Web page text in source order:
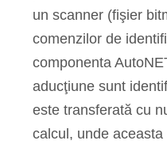
un scanner (fişier
comenzilor de
componenta
aducţiune sunt
este transferată cu
calcul, unde